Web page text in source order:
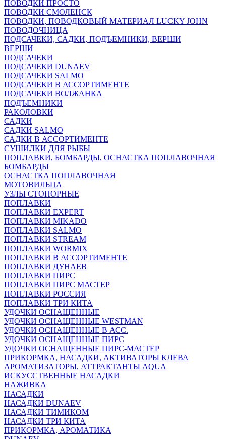
ПОВОДКИ ПРОСТО
ПОВОДКИ СМОЛЕНСК
ПОВОДКИ, ПОВОДКОВЫЙ МАТЕРИАЛ LUCKY JOHN
ПОВОДОЧНИЦА
ПОДСАЧЕКИ, САДКИ, ПОДЪЕМНИКИ, ВЕРШИ
ВЕРШИ
ПОДСАЧЕКИ
ПОДСАЧЕКИ DUNAEV
ПОДСАЧЕКИ SALMO
ПОДСАЧЕКИ В АССОРТИМЕНТЕ
ПОДСАЧЕКИ ВОЛЖАНКА
ПОДЪЕМНИКИ
РАКОЛОВКИ
САДКИ
САДКИ SALMO
САДКИ В АССОРТИМЕНТЕ
СУШИЛКИ ДЛЯ РЫБЫ
ПОПЛАВКИ, БОМБАРДЫ, ОСНАСТКА ПОПЛАВОЧНАЯ
БОМБАРДЫ
ОСНАСТКА ПОПЛАВОЧНАЯ
МОТОВИЛЬЦА
УЗЛЫ СТОПОРНЫЕ
ПОПЛАВКИ
ПОПЛАВКИ EXPERT
ПОПЛАВКИ MIKADO
ПОПЛАВКИ SALMO
ПОПЛАВКИ STREAM
ПОПЛАВКИ WORMIX
ПОПЛАВКИ В АССОРТИМЕНТЕ
ПОПЛАВКИ ДУНАЕВ
ПОПЛАВКИ ПИРС
ПОПЛАВКИ ПИРС МАСТЕР
ПОПЛАВКИ РОССИЯ
ПОПЛАВКИ ТРИ КИТА
УДОЧКИ ОСНАЩЕННЫЕ
УДОЧКИ ОСНАЩЕННЫЕ WESTMAN
УДОЧКИ ОСНАЩЕННЫЕ В АСС.
УДОЧКИ ОСНАЩЕННЫЕ ПИРС
УДОЧКИ ОСНАЩЕННЫЕ ПИРС-МАСТЕР
ПРИКОРМКА, НАСАДКИ, АКТИВАТОРЫ КЛЕВА
АРОМАТИЗАТОРЫ, АТТРАКТАНТЫ AQUA
ИСКУССТВЕННЫЕ НАСАДКИ
НАЖИВКА
НАСАДКИ
НАСАДКИ DUNAEV
НАСАДКИ ТИМИКОМ
НАСАДКИ ТРИ КИТА
ПРИКОРМКА, АРОМАТИКА